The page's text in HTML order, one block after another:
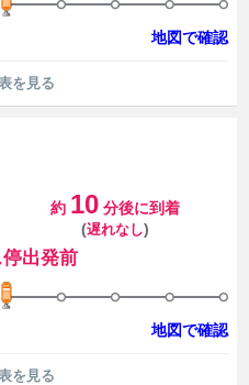
地図で確認
を見る
約 10 分後に到着
(遅れなし)
出発前
地図で確認
を見る